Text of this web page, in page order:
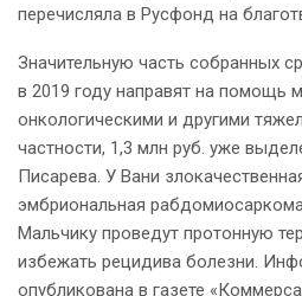
перечисляла в Русфонд на
Значительную часть собранных
в 2019 году направят на помощь
онкологическими и другими
частности, 1,3 млн руб. уже
Писарева. У Вани
эмбриональная
Мальчику проведут протонную
избежать рецидива болезни.
опубликована в газете